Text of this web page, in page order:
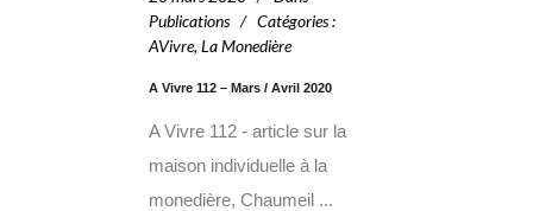
Publications
Catégories:
AVivre, La Monedière
A Vivre 112 – Mars / Avril 2020
A Vivre 112 - article sur la
maison individuelle à la
monedière, Chaumeil ...